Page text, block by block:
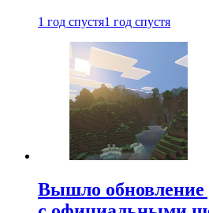
1 год спустя1 год спустя
Вышло